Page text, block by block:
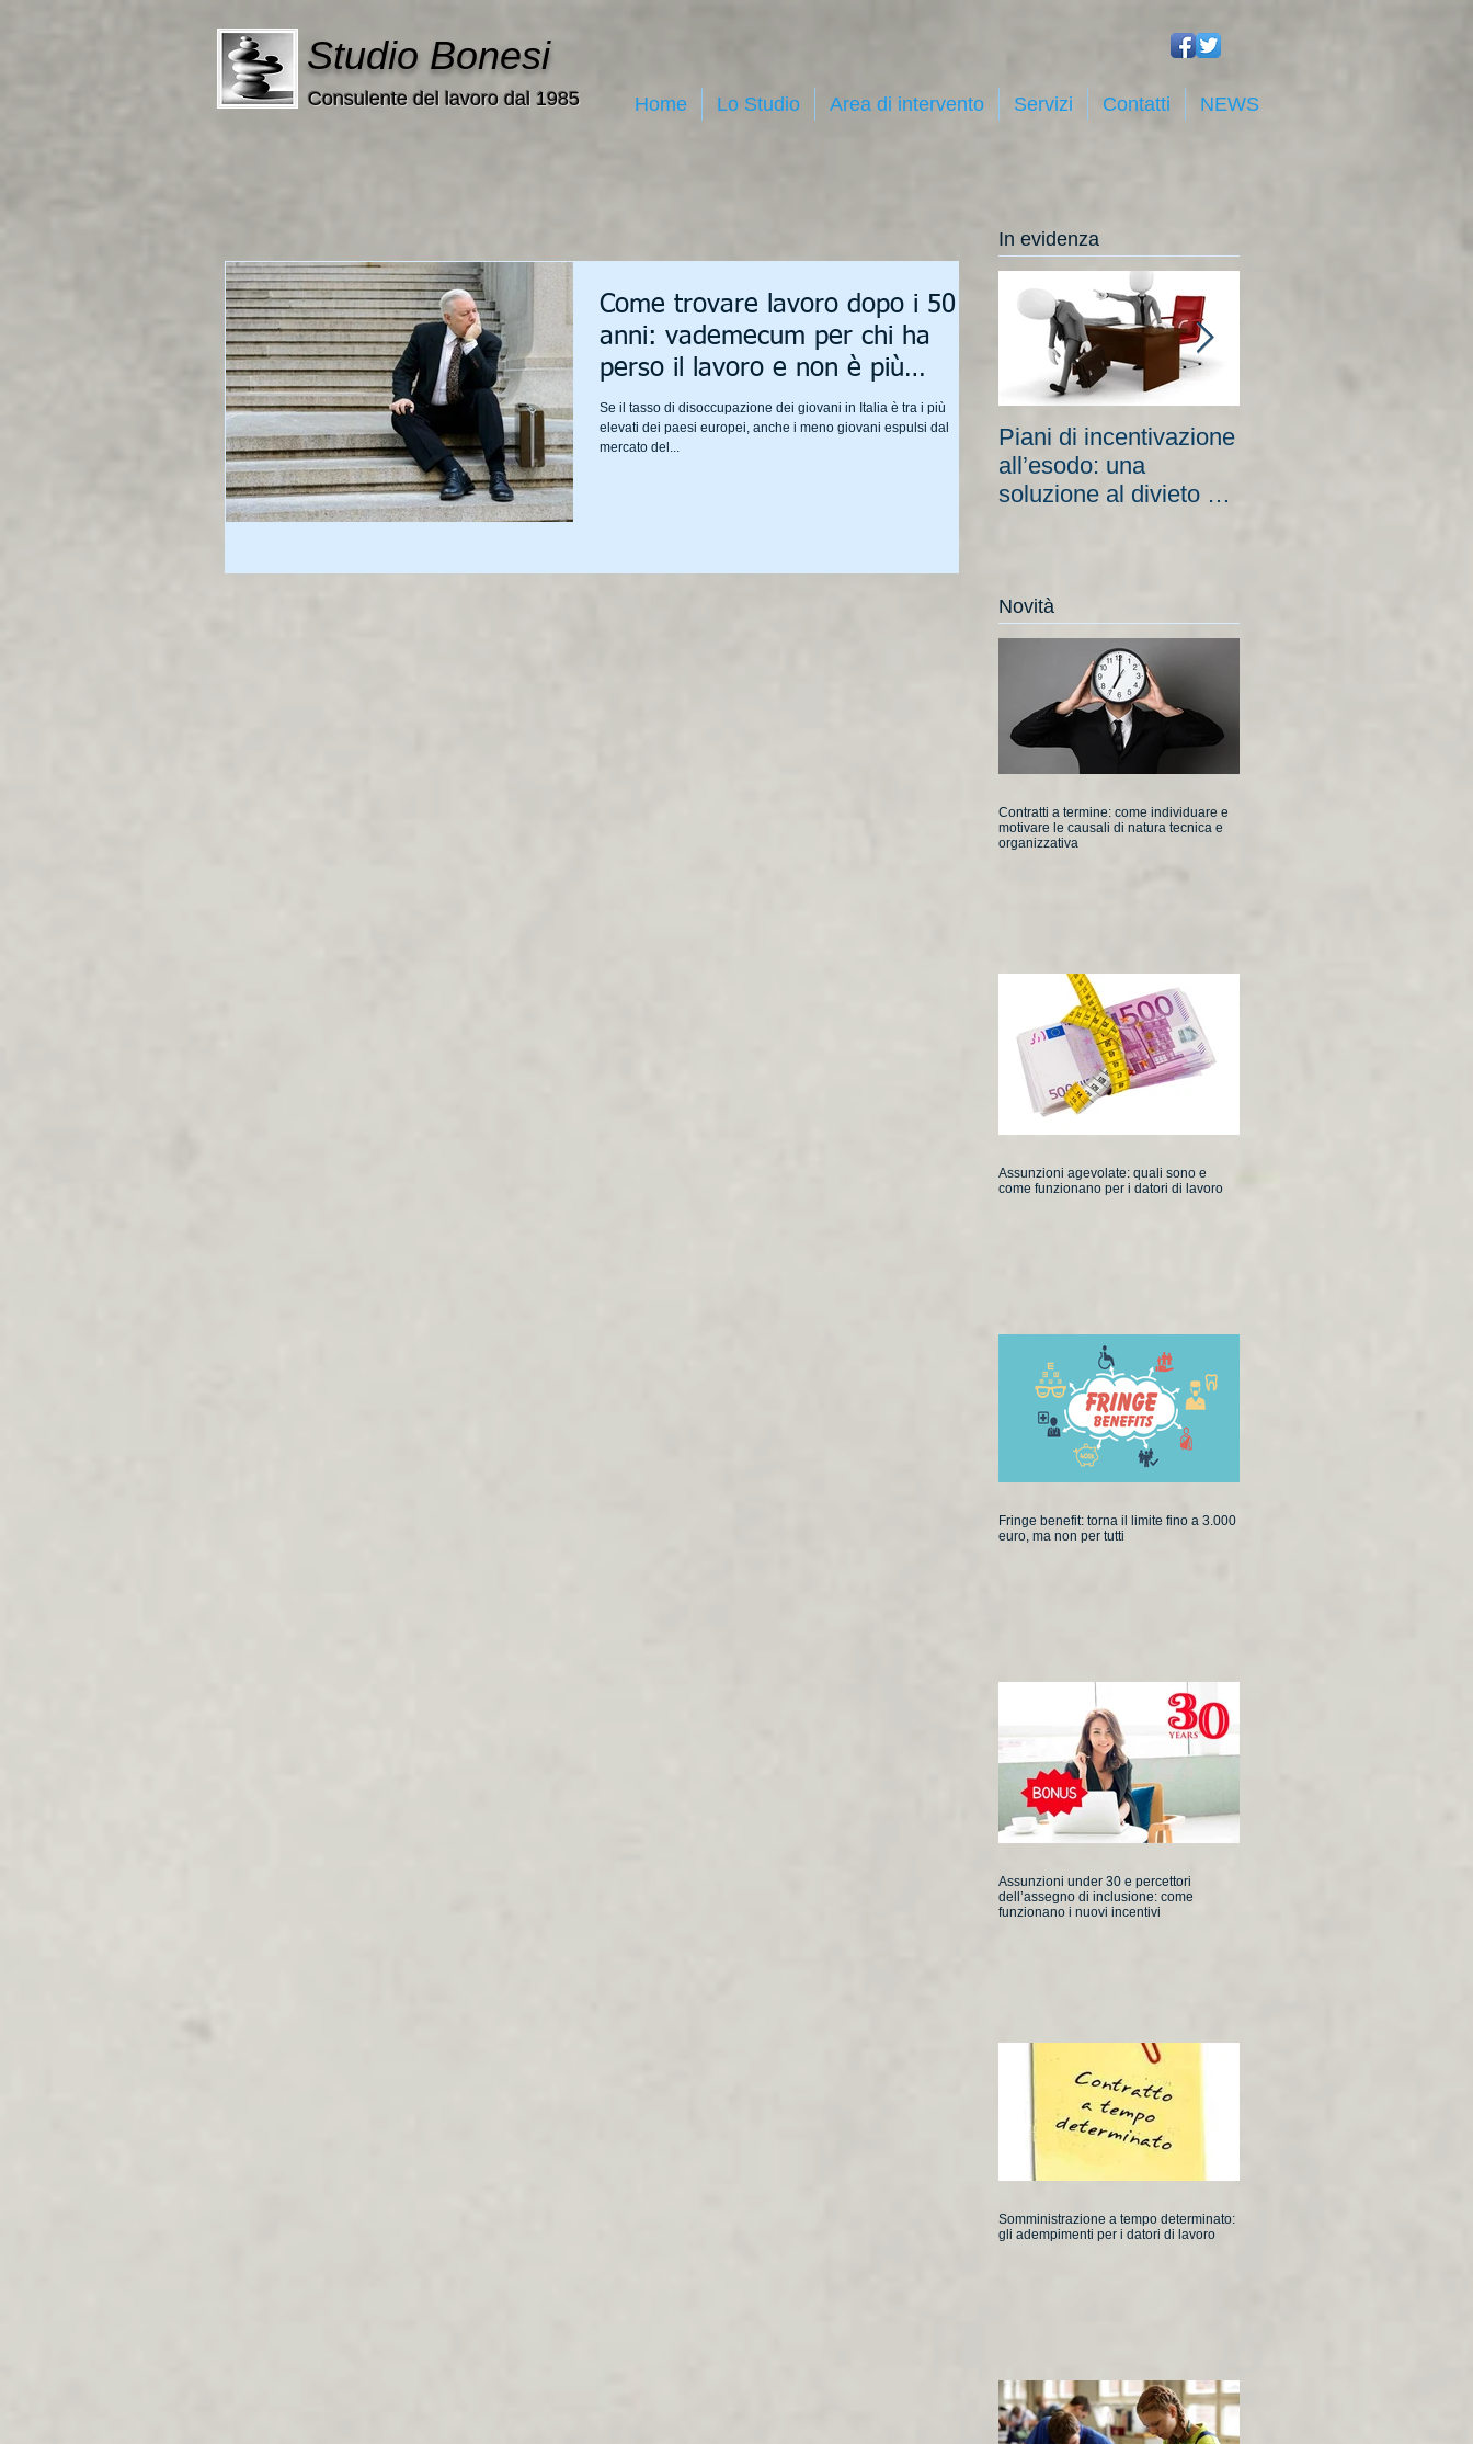
Studio Bonesi
Consulente del lavoro dal 1985 Home Lo Studio Area di intervento Servizi Contatti NEWS
In evidenza
Come trovare lavoro dopo i 50
anni: vademecum per chi ha
perso il lavoro e non è più
giovanissimo
Se il tasso di disoccupazione dei giovani in Italia è tra i più
elevati dei paesi europei, anche i meno giovani espulsi dal
mercato del...
Piani di incentivazione
all’esodo: una
soluzione al divieto di
Novità
Contratti a termine: come individuare e
motivare le causali di natura tecnica e
organizzativa
Assunzioni agevolate: quali sono e
come funzionano per i datori di lavoro
Fringe benefit: torna il limite fino a 3.000
euro, ma non per tutti
Assunzioni under 30 e percettori
dell’assegno di inclusione: come
funzionano i nuovi incentivi
Somministrazione a tempo determinato:
gli adempimenti per i datori di lavoro